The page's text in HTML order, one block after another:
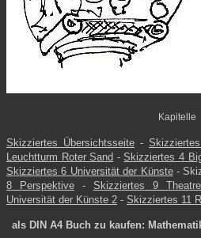
Kapitelle
Skizziertes Übersichtsseite -
Leuchtturm Roter Sand -Skizziertes 4
Skizziertes 6 Universität der Künste-
8 Perspektive- Skizziertes 9
Universität der Künste 2 - Skizziertes 11
als DIN A4 Buch zu kaufen: